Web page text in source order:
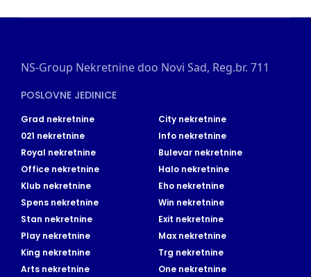
NS-Group Nekretnine doo Novi Sad, Reg.br. 711
POSLOVNE JEDINICE
Grad nekretnine
City nekretnine
021 nekretnine
Info nekretnine
Royal nekretnine
Bulevar nekretnine
Office nekretnine
Halo nekretnine
Klub nekretnine
Eho nekretnine
Spens nekretnine
Win nekretnine
Stan nekretnine
Exit nekretnine
Play nekretnine
Max nekretnine
King nekretnine
Trg nekretnine
Arts nekretnine
One nekretnine